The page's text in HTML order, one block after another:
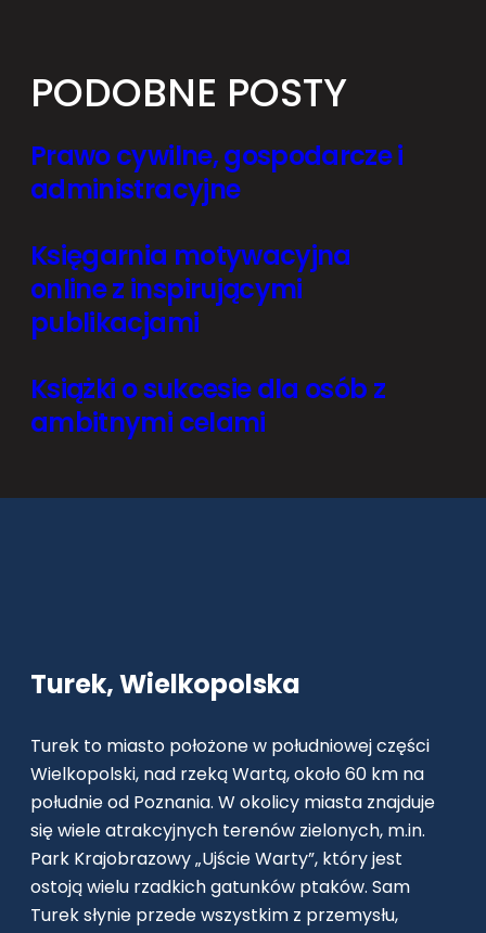
PODOBNE POSTY
Prawo cywilne, gospodarcze i
administracyjne
Księgarnia motywacyjna
online z inspirującymi
publikacjami
Książki o sukcesie dla osób z
ambitnymi celami
Turek, Wielkopolska
Turek to miasto położone w południowej części
Wielkopolski, nad rzeką Wartą, około 60 km na
południe od Poznania. W okolicy miasta znajduje
się wiele atrakcyjnych terenów zielonych, m.in.
Park Krajobrazowy „Ujście Warty”, który jest
ostoją wielu rzadkich gatunków ptaków. Sam
Turek słynie przede wszystkim z przemysłu,